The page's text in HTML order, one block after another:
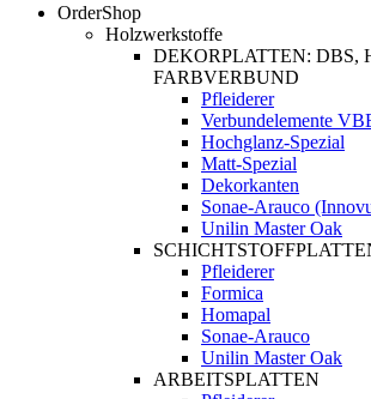
OrderShop
Holzwerkstoffe
DEKORPLATTEN: DBS,
FARBVERBUND
Pfleiderer
Verbundelemente
Hochglanz-Spezial
Matt-Spezial
Dekorkanten
Sonae-Arauco
Unilin Master Oak
Pfleiderer
Formica
Homapal
Sonae-Arauco
Unilin Master Oak
ARBEITSPLATTEN